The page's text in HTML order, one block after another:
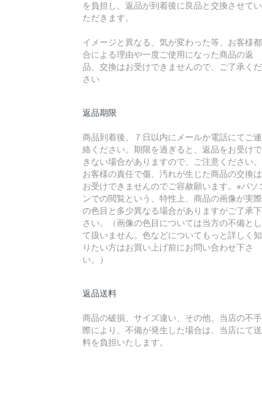
を負担し、返品が到着後に良品と交換させてい
ただきます。
イメージと異なる、気が変わった等、お客様都
合による理由や一度ご使用になった商品の返
品、交換はお受けできませんので、ご了承くだ
さい
返品期限
商品到着後、７日以内にメールか電話にてご連
絡ください。期限を過ぎると、返品をお受けで
きない場合がありますので、ご注意ください。
お客様の責任で傷、汚れが生じた商品の交換は
お受けできませんのでご容赦願います。※パソ
ンでの閲覧という、特性上、商品の画像が実際
の色目と多少異なる場合がありますがご了承下
さい。（画像の色目については当方の不備とし
て扱いません。色などについてもっと詳しく知
りたい方はお買い上げ前にお問い合わせ下さ
い。）
返品送料
商品の破損、サイズ違い、その他、当店の不手
際により、不備が発生した場合は、当店にて送
料を負担いたします。